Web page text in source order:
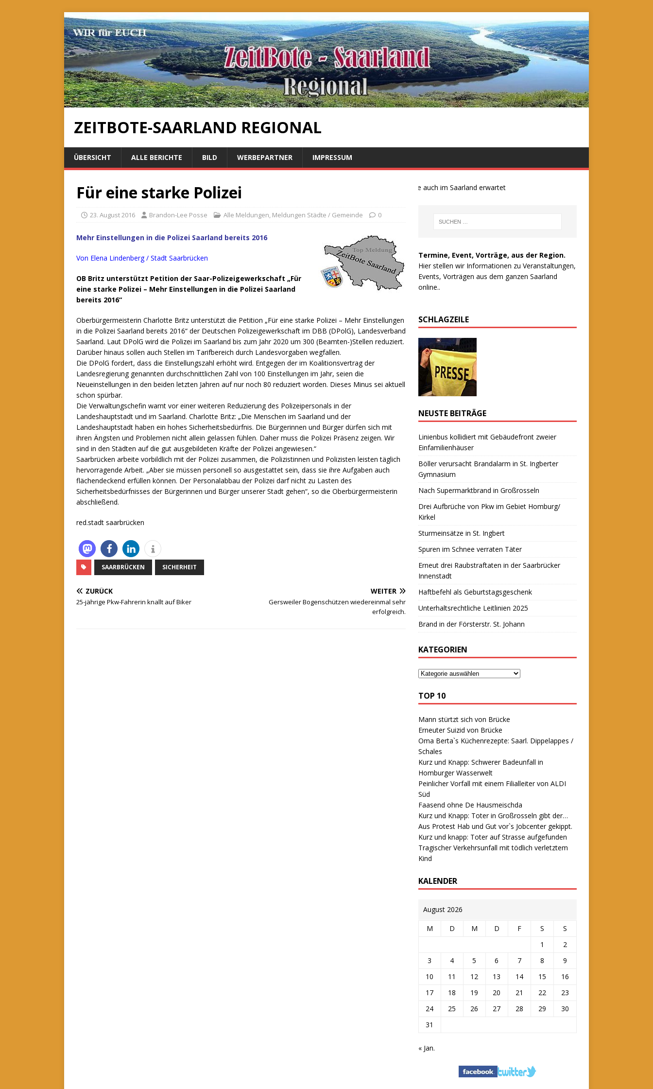
ZEITBOTE-SAARLAND REGIONAL
ÜBERSICHT ALLE BERICHTE BILD WERBEPARTNER IMPRESSUM
Für eine starke Polizei
23. August 2016 Brandon-Lee Posse Alle Meldungen, Meldungen Städte / Gemeinde 0
Mehr Einstellungen in die Polizei Saarland bereits 2016
Von Elena Lindenberg / Stadt Saarbrücken
OB Britz unterstützt Petition der Saar-Polizeigewerkschaft „Für
eine starke Polizei – Mehr Einstellungen in die Polizei Saarland
bereits 2016“
Oberbürgermeisterin Charlotte Britz unterstützt die Petition „Für eine starke Polizei – Mehr Einstellungen
in die Polizei Saarland bereits 2016“ der Deutschen Polizeigewerkschaft im DBB (DPolG), Landesverband
Saarland. Laut DPolG wird die Polizei im Saarland bis zum Jahr 2020 um 300 (Beamten-)Stellen reduziert.
Darüber hinaus sollen auch Stellen im Tarifbereich durch Landesvorgaben wegfallen.
Die DPolG fordert, dass die Einstellungszahl erhöht wird. Entgegen der im Koalitionsvertrag der
Landesregierung genannten durchschnittlichen Zahl von 100 Einstellungen im Jahr, seien die
Neueinstellungen in den beiden letzten Jahren auf nur noch 80 reduziert worden. Dieses Minus sei aktuell
schon spürbar.
Die Verwaltungschefin warnt vor einer weiteren Reduzierung des Polizeipersonals in der
Landeshauptstadt und im Saarland. Charlotte Britz: „Die Menschen im Saarland und der
Landeshauptstadt haben ein hohes Sicherheitsbedürfnis. Die Bürgerinnen und Bürger dürfen sich mit
ihren Ängsten und Problemen nicht allein gelassen fühlen. Daher muss die Polizei Präsenz zeigen. Wir
sind in den Städten auf die gut ausgebildeten Kräfte der Polizei angewiesen.“
Saarbrücken arbeite vorbildlich mit der Polizei zusammen, die Polizistinnen und Polizisten leisten täglich
hervorragende Arbeit. „Aber sie müssen personell so ausgestattet sein, dass sie ihre Aufgaben auch
flächendeckend erfüllen können. Der Personalabbau der Polizei darf nicht zu Lasten des
Sicherheitsbedürfnisses der Bürgerinnen und Bürger unserer Stadt gehen“, so die Oberbürgermeisterin
abschließend.
red.stadt saarbrücken
SAARBRÜCKEN SICHERHEIT
ZURÜCK
25-jährige Pkw-Fahrerin knallt auf Biker
WEITER
Gersweiler Bogenschützen wiedereinmal sehr
erfolgreich.
Bauernproteste auch im Saarland erwartet
Termine, Event, Vorträge, aus der Region.
Hier stellen wir Informationen zu Veranstaltungen,
Events, Vorträgen aus dem ganzen Saarland
online..
SCHLAGZEILE
NEUSTE BEITRÄGE
Linienbus kollidiert mit Gebäudefront zweier
Einfamilienhäuser
Böller verursacht Brandalarm in St. Ingberter
Gymnasium
Nach Supermarktbrand in Großrosseln
Drei Aufbrüche von Pkw im Gebiet Homburg/
Kirkel
Sturmeinsätze in St. Ingbert
Spuren im Schnee verraten Täter
Erneut drei Raubstraftaten in der Saarbrücker
Innenstadt
Haftbefehl als Geburtstagsgeschenk
Unterhaltsrechtliche Leitlinien 2025
Brand in der Försterstr. St. Johann
KATEGORIEN
TOP 10
Mann stürtzt sich von Brücke
Erneuter Suizid von Brücke
Oma Berta`s Küchenrezepte: Saarl. Dippelappes /
Schales
Kurz und Knapp: Schwerer Badeunfall in
Homburger Wasserwelt
Peinlicher Vorfall mit einem Filialleiter von ALDI
Süd
Faasend ohne De Hausmeischda
Kurz und Knapp: Toter in Großrosseln gibt der…
Aus Protest Hab und Gut vor`s Jobcenter gekippt.
Kurz und knapp: Toter auf Strasse aufgefunden
Tragischer Verkehrsunfall mit tödlich verletztem
Kind
KALENDER
August 2026
M D M D F S
S
1
2
3
4 5 6 7 8
9
10
11 12 13 14 15
16
17
18 19 20 21 22
23
24
25 26 27 28 29
30
31
« Jan.